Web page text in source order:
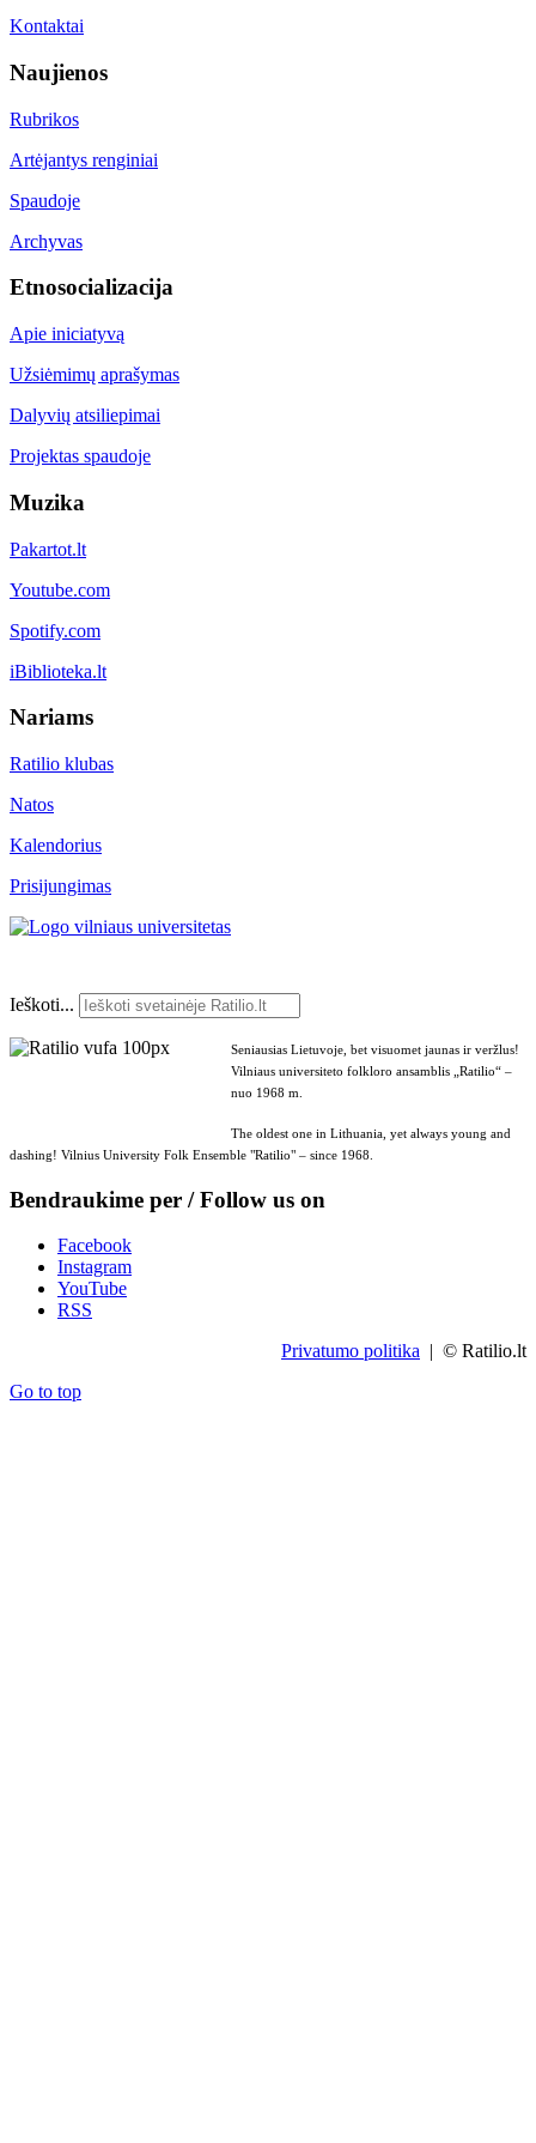
Kontaktai
Naujienos
Rubrikos
Artėjantys renginiai
Spaudoje
Archyvas
Etnosocializacija
Apie iniciatyvą
Užsiėmimų aprašymas
Dalyvių atsiliepimai
Projektas spaudoje
Muzika
Pakartot.lt
Youtube.com
Spotify.com
iBiblioteka.lt
Nariams
Ratilio klubas
Natos
Kalendorius
Prisijungimas
Ieškoti...
Seniausias Lietuvoje, bet visuomet jaunas ir veržlus!
Vilniaus universiteto folkloro ansamblis „Ratilio“ –
nuo 1968 m.
The oldest one in Lithuania, yet always young and
dashing! Vilnius University Folk Ensemble "Ratilio" – since 1968.
Bendraukime per / Follow us on
Facebook
Instagram
YouTube
RSS
Privatumo politika | © Ratilio.lt
Go to top